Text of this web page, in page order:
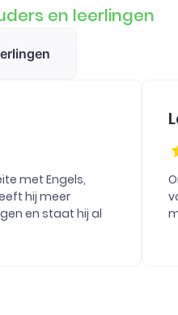
en leerlingen
met Engels,
hij meer
en staat hij al